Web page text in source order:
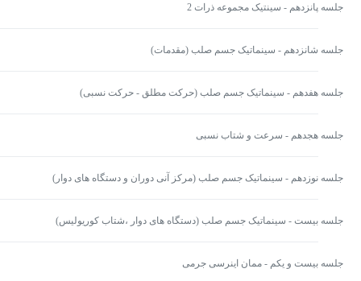
جلسه پانزدهم - سینتیک مجموعه ذرات 2
جلسه شانزدهم - سینماتیک جسم صلب (مقدمات)
جلسه هفدهم - سینماتیک جسم صلب (حرکت مطلق - حرکت نسبی)
جلسه هجدهم - سرعت و شتاب نسبی
جلسه نوزدهم - سینماتیک جسم صلب (مرکز آنی دوران و دستگاه های دوار)
جلسه بیست - سینماتیک جسم صلب (دستگاه های دوار ،شتاب کوریولیس)
جلسه بیست و یکم - ممان اینرسی جرمی